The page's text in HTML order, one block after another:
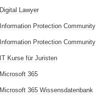
Digital Lawyer
Information Protection Community
Information Protection Community
IT Kurse für Juristen
Microsoft 365
Microsoft 365 Wissensdatenbank